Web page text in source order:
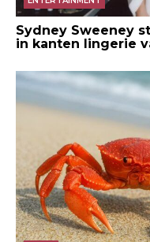
Sydney Sweeney
in kanten lingerie